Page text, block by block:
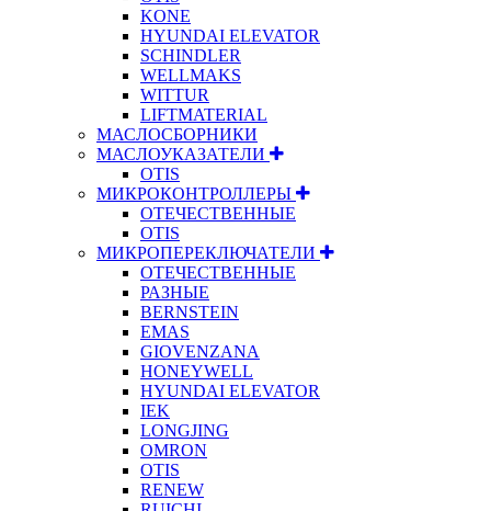
KONE
HYUNDAI ELEVATOR
SCHINDLER
WELLMAKS
WITTUR
LIFTMATERIAL
МАСЛОСБОРНИКИ
МАСЛОУКАЗАТЕЛИ
OTIS
МИКРОКОНТРОЛЛЕРЫ
ОТЕЧЕСТВЕННЫЕ
OTIS
МИКРОПЕРЕКЛЮЧАТЕЛИ
ОТЕЧЕСТВЕННЫЕ
РАЗНЫЕ
BERNSTEIN
EMAS
GIOVENZANA
HONEYWELL
HYUNDAI ELEVATOR
IEK
LONGJING
OMRON
OTIS
RENEW